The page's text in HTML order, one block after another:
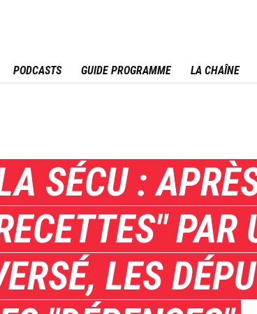
PODCASTS GUIDE PROGRAMME LA CHAÎNE
SÉCU :
PAR
LES